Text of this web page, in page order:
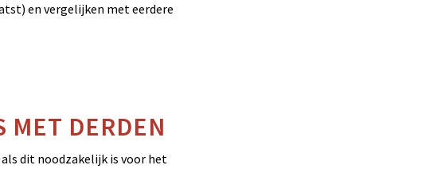
en vergelijken met eerdere
MET DERDEN
dit noodzakelijk is voor het